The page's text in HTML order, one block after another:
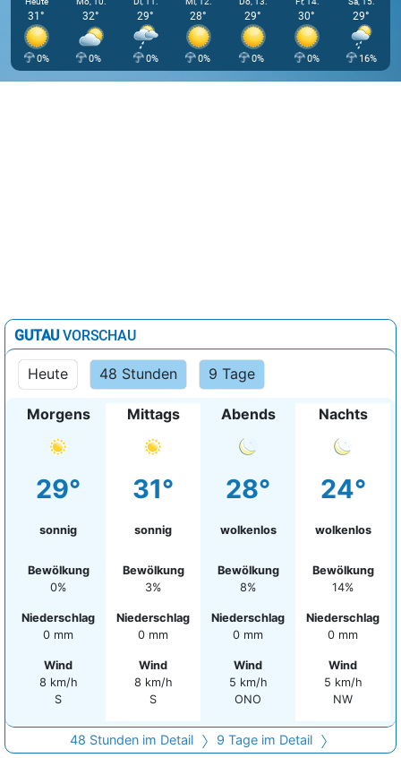
31°
0%
32°
0%
29°
0%
28°
0%
29°
0%
30°
0%
29°
16%
GUTAUVORSCHAU
Heute 48 Stunden 9 Tage
Morgens
29°
sonnig
Bewölkung
0%
Niederschlag
0 mm
Wind
8 km/h
S
Mittags
31°
sonnig
Bewölkung
3%
Niederschlag
0 mm
Wind
8 km/h
S
Abends
28°
wolkenlos
Bewölkung
8%
Niederschlag
0 mm
Wind
5 km/h
ONO
Nachts
24°
wolkenlos
Bewölkung
14%
Niederschlag
0 mm
Wind
5 km/h
NW
48 Stunden im Detail 9 Tage im Detail